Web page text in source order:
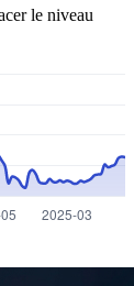
le niveau